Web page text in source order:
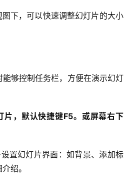
下，可以快速调整幻灯片的大小
够控制任务栏，方便在演示幻灯
片，默认快捷键F5。或屏幕右下
置幻灯片界面：如背景、添加标
绍。